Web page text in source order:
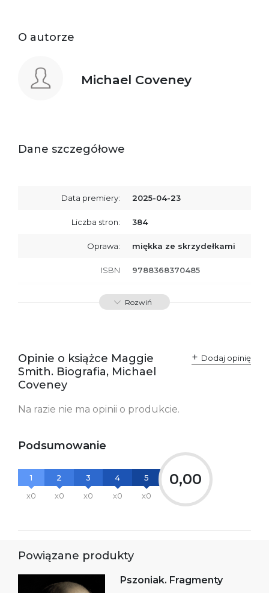
O autorze
Michael Coveney
Dane szczegółowe
Data premiery: 2025-04-23
Liczba stron: 384
Oprawa: miękka ze skrzydełkami
ISBN 9788368370485
SKU: K800925
Polska
kontakt@wydajenamsie.pl
+48 61 623 38 38
informacje dotyczące
Rozwiń
Opinie o książce Maggie
Smith. Biografia, Michael
Coveney
Dodaj opinię
Na razie nie ma opinii o produkcie.
Podsumowanie
1
x0
2
x0
3
x0
4
x0
5
x0
0,00
Powiązane produkty
Pszoniak. Fragmenty